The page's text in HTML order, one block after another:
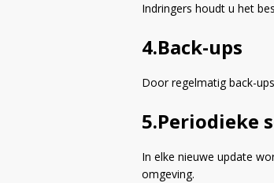
Indringers houdt u het
4.Back-ups
Door regelmatig back-
5.Periodieke
In elke nieuwe update
omgeving.